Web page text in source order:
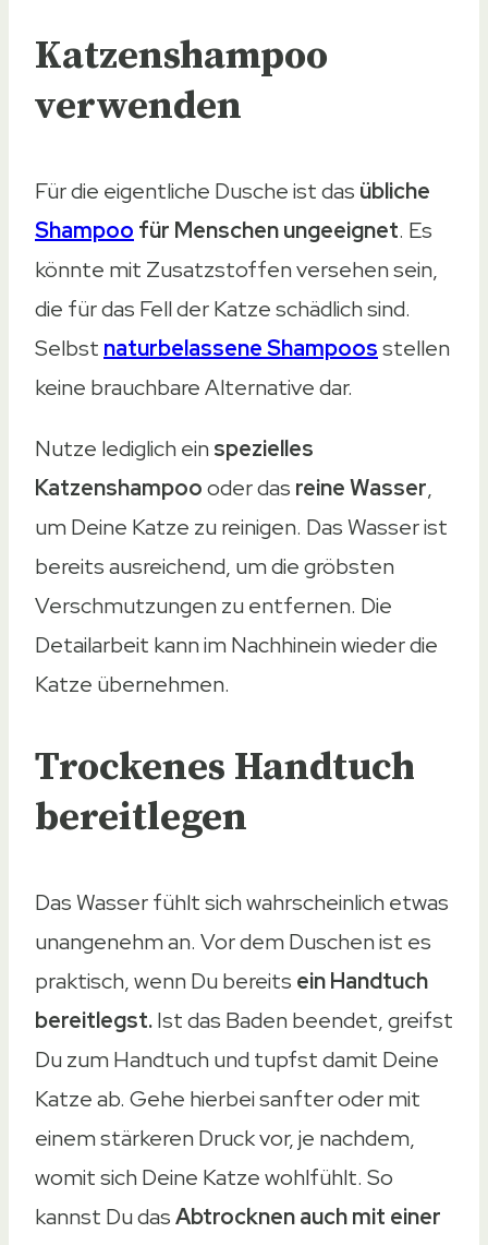
Katzenshampoo
verwenden
Für die eigentliche Dusche ist das übliche
Shampoo für Menschenungeeignet. Es
könnte mit Zusatzstoffen versehen sein,
die für das Fell der Katze schädlich sind.
Selbst naturbelassene Shampoosstellen
keine brauchbare Alternative dar.
Nutze lediglich einspezielles
Katzenshampoooder das reine Wasser,
um Deine Katze zu reinigen. Das Wasser ist
bereits ausreichend, um die gröbsten
Verschmutzungen zu entfernen. Die
Detailarbeit kann im Nachhinein wieder die
Katze übernehmen.
Trockenes Handtuch
bereitlegen
Das Wasser fühlt sich wahrscheinlich etwas
unangenehm an. Vor dem Duschen ist es
praktisch, wenn Du bereits ein Handtuch
bereitlegst.Ist das Baden beendet, greifst
Du zum Handtuch und tupfst damit Deine
Katze ab. Gehe hierbei sanfter oder mit
einem stärkeren Druck vor, je nachdem,
womit sich Deine Katze wohlfühlt. So
kannst Du dasAbtrocknen auch mit einer